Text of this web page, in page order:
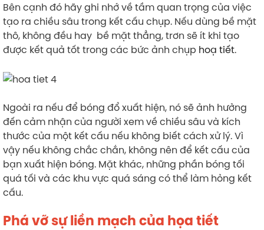
Bên cạnh đó hãy ghi nhớ về tầm quan trọng của việc
tạo ra chiều sâu trong kết cấu chụp. Nếu dùng bề mặt
thô, không đều hay bề mặt thẳng, trơn sẽ ít khi tạo
được kết quả tốt trong các bức ảnh chụp hoạ tiết.
Ngoài ra nếu để bóng đổ xuất hiện, nó sẽ ảnh hưởng
đến cảm nhận của người xem về chiều sâu và kích
thước của một kết cấu nếu không biết cách xử lý. Vì
vậy nếu không chắc chắn, không nên để kết cấu của
bạn xuất hiện bóng. Mặt khác, những phần bóng tối
quá tối và các khu vực quá sáng có thể làm hỏng kết
cấu.
Phá vỡ sự liền mạch của họa tiết